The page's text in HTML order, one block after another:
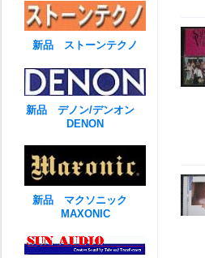
新品 ストーンテクノ
新品 デノン/デンオン
DENON
新品 マクソニック
MAXONIC